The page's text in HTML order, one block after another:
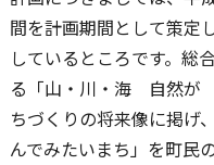
間を計画期間として策定
しているところです。総
る「山・川・海 自然が
ちづくりの将来像に掲げ
んでみたいまち」を町民